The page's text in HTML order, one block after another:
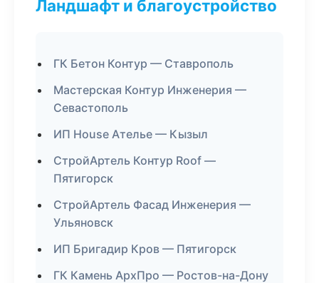
Ландшафт и благоустройство
ГК Бетон Контур — Ставрополь
Мастерская Контур Инженерия —
Севастополь
ИП House Ателье — Кызыл
СтройАртель Контур Roof —
Пятигорск
СтройАртель Фасад Инженерия —
Ульяновск
ИП Бригадир Кров — Пятигорск
ГК Камень АрхПро — Ростов-на-Дону